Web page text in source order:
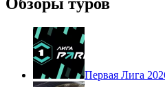
Первая Лига